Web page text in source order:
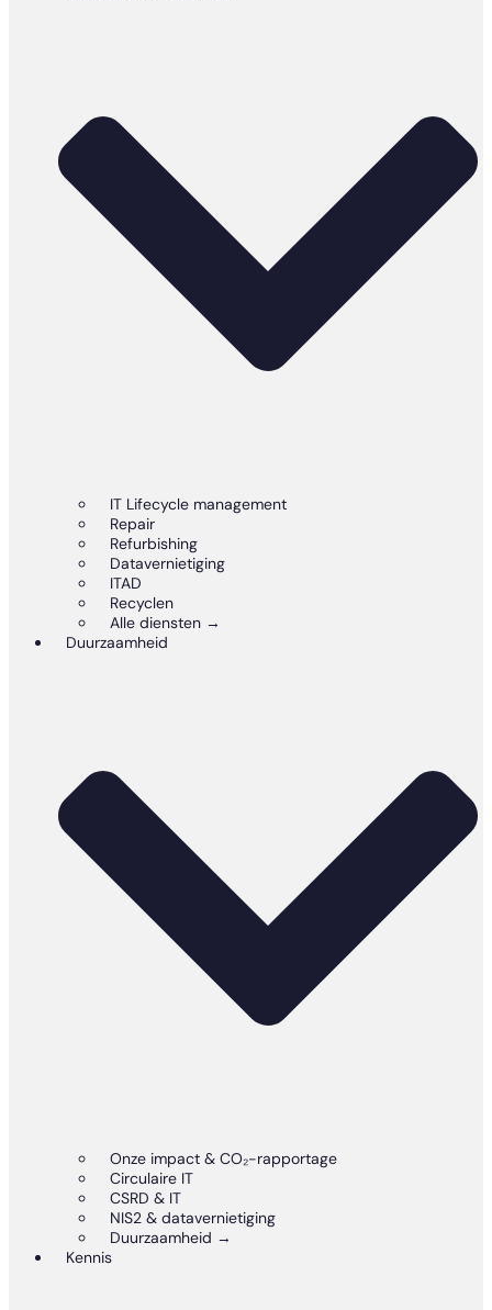
IT Lifecycle management
Repair
Refurbishing
Datavernietiging
ITAD
Recyclen
Alle diensten →
Duurzaamheid
Onze impact & CO₂-rapportage
Circulaire IT
CSRD & IT
NIS2 & datavernietiging
Duurzaamheid →
Kennis